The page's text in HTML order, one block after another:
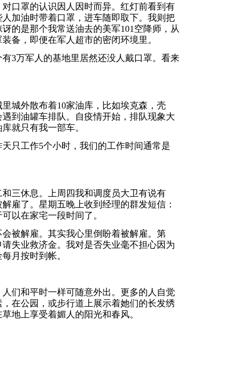
口罩的认识因人因时而异。红灯前看到有
加油时带着口罩，进车随即取下。我则把
的是那个我常送油去的美军101空降师，从
备，即便在军人超市的密闭环境里。
3万军人的基地里居然还没人戴口罩。看来
城外散布着10家油库，比如埃克森，壳
到油罐车排队。自疫情开始，排队现象大
就只有我一部车。
只工作5个小时，我们的工作时间通常是
三休息。上周四我和调度员大卫有说有
雇了。星期五晚上收到经理的群发短信：
以在家宅一段时间了。
被解雇。其实我心里倒盼着被解雇。第
失业救济金。我对是否失业毫不担心因为
月按时到帐。
们和平时一样可随意外出。更多的人自觉
在公园，或步行道上展示着她们的长发绣
地上享受着媚人的阳光和春风。